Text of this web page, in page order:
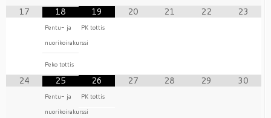
17 18
Pentu- ja
nuorikoirakurssi
Peko tottis
19
PK tottis
20 21 22 23
24 25
Pentu- ja
nuorikoirakurssi
26
PK tottis
27 28 29 30